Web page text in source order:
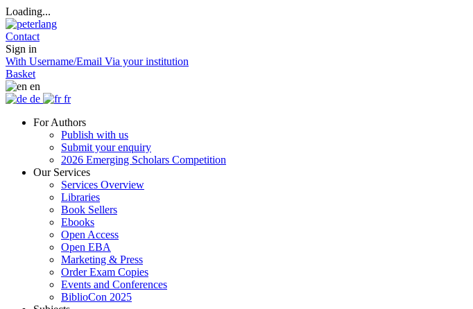
Loading...
Contact
Sign in
With Username/Email Via your institution
Basket
en
de
fr
For Authors
Publish with us
Submit your enquiry
2026 Emerging Scholars Competition
Our Services
Services Overview
Libraries
Book Sellers
Ebooks
Open Access
Open EBA
Marketing & Press
Order Exam Copies
Events and Conferences
BiblioCon 2025